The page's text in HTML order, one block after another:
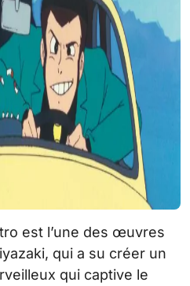
est l’une des œuvres
qui a su créer un
qui captive le